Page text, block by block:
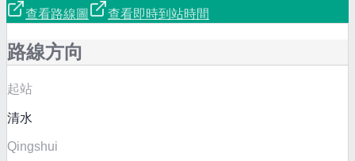
查看路線圖 查看即時到站時間
路線方向
起站
清水
Qingshui